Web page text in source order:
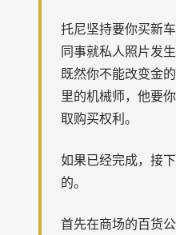
托尼坚持要你买新
同事就私人照片发
既然你不能改变金
里的机械师，他要
取购买权利。
如果已经完成，接
的。
首先在商场的百货